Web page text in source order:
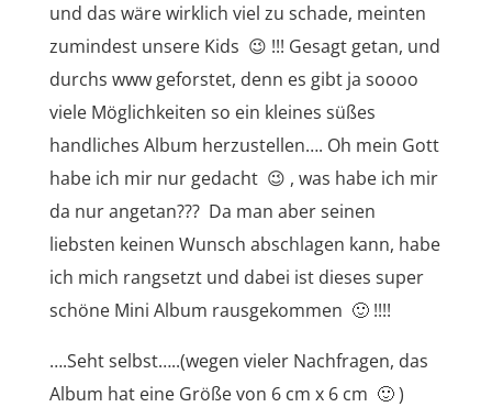
und das wäre wirklich viel zu schade, meinten
zumindest unsere Kids 😉 !!! Gesagt getan, und
durchs www geforstet, denn es gibt ja soooo
viele Möglichkeiten so ein kleines süßes
handliches Album herzustellen…. Oh mein Gott
habe ich mir nur gedacht 😉 , was habe ich mir
da nur angetan??? Da man aber seinen
liebsten keinen Wunsch abschlagen kann, habe
ich mich rangsetzt und dabei ist dieses super
schöne Mini Album rausgekommen 🙂 !!!!
….Seht selbst…..(wegen vieler Nachfragen, das
Album hat eine Größe von 6 cm x 6 cm 🙂 )